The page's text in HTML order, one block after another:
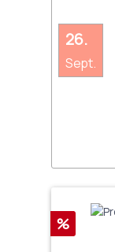
26.
Sept.
Rabatt
%